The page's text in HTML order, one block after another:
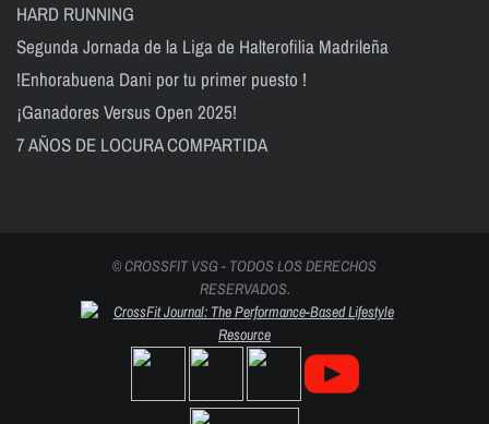
HARD RUNNING
Segunda Jornada de la Liga de Halterofilia Madrileña
!Enhorabuena Dani por tu primer puesto !
¡Ganadores Versus Open 2025!
7 AÑOS DE LOCURA COMPARTIDA
© CROSSFIT VSG - TODOS LOS DERECHOS
RESERVADOS.